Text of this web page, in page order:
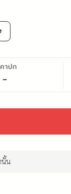
าปก
-
น